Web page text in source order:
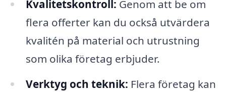
Kvalitetskontroll: Genom att be om
flera offerter kan du också utvärdera
kvalitén på material och utrustning
som olika företag erbjuder.
Verktyg och teknik: Flera företag kan